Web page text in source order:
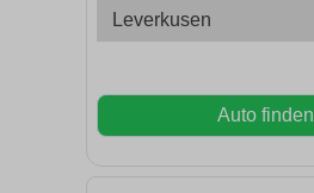
Auto finden